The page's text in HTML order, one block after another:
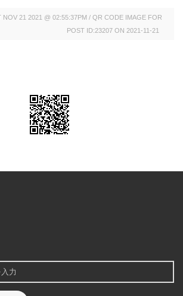
NOV 21 2021 @ 02:55:37PM / QR CODE IMAGE FOR
POST ID:23207 ON 2021-11-21